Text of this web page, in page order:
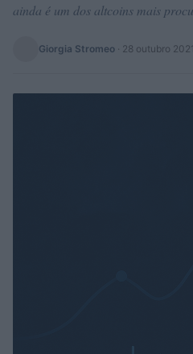
ainda é um dos altcoins mais
Giorgia Stromeo · 28 outubro 2021